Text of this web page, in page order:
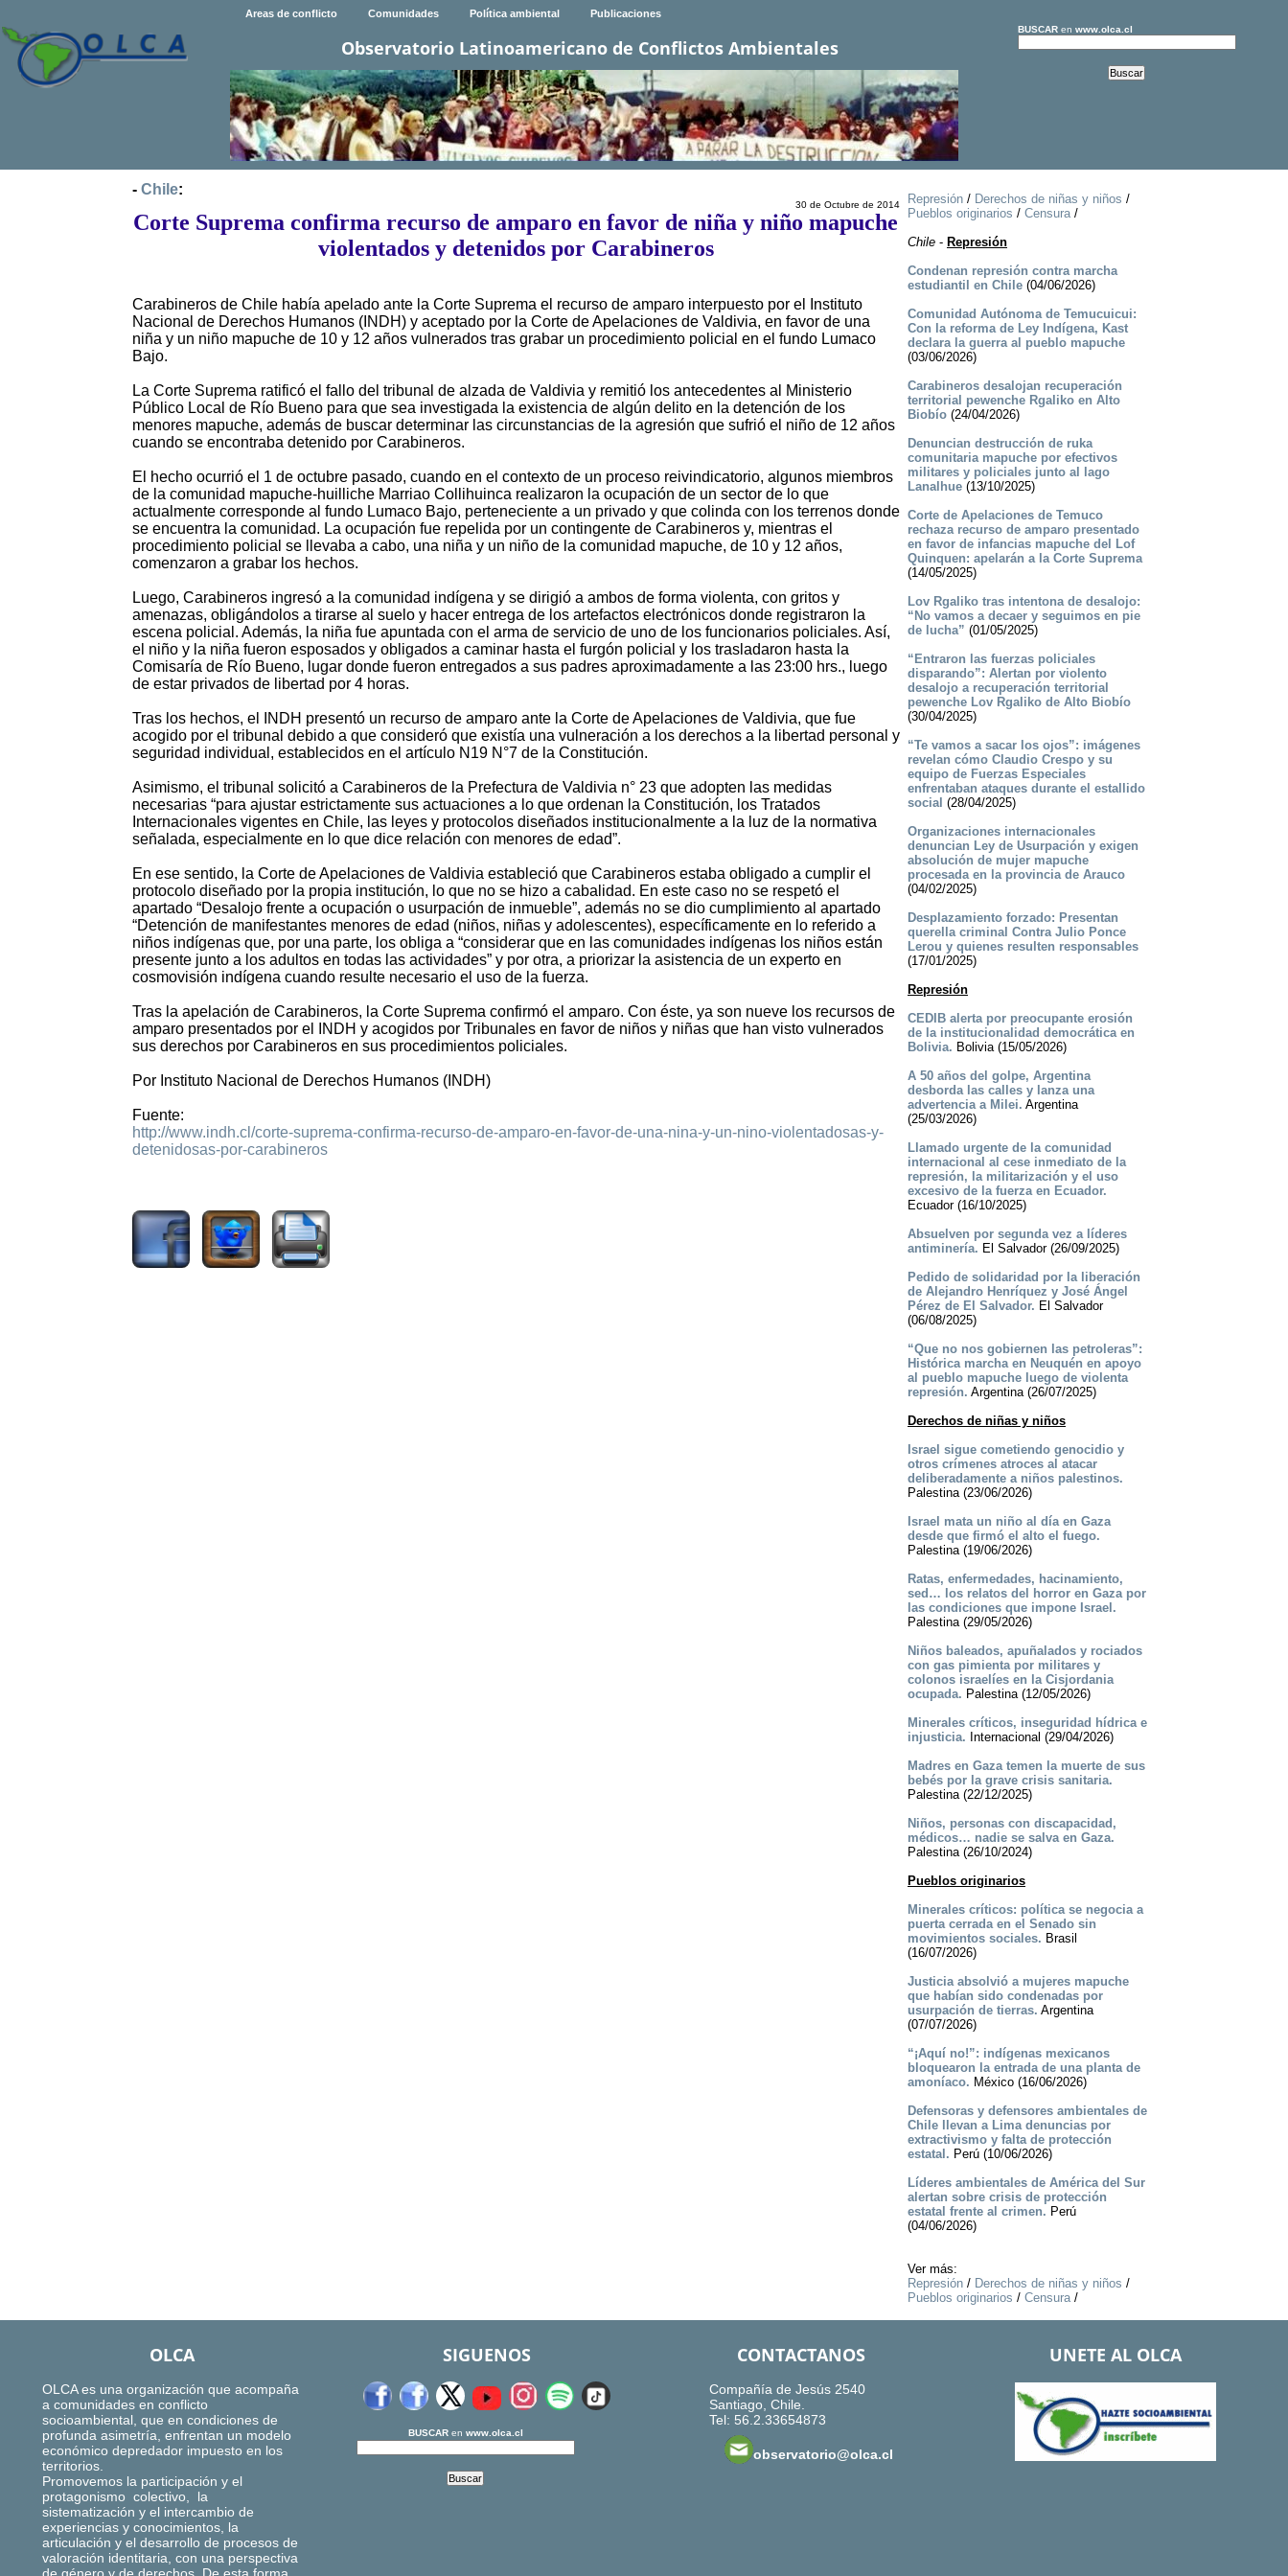
Areas de conflicto Comunidades Política ambiental Publicaciones
Observatorio Latinoamericano de Conflictos Ambientales
BUSCARen www.olca.cl
- Chile:
30 de Octubre de 2014
Corte Suprema confirma recurso de amparo en favor de niña y niño mapuche
violentados y detenidos por Carabineros
Carabineros de Chile había apelado ante la Corte Suprema el recurso de amparo interpuesto por el Instituto
Nacional de Derechos Humanos (INDH) y aceptado por la Corte de Apelaciones de Valdivia, en favor de una
niña y un niño mapuche de 10 y 12 años vulnerados tras grabar un procedimiento policial en el fundo Lumaco
Bajo.
La Corte Suprema ratificó el fallo del tribunal de alzada de Valdivia y remitió los antecedentes al Ministerio
Público Local de Río Bueno para que sea investigada la existencia de algún delito en la detención de los
menores mapuche, además de buscar determinar las circunstancias de la agresión que sufrió el niño de 12 años
cuando se encontraba detenido por Carabineros.
El hecho ocurrió el 1 de octubre pasado, cuando en el contexto de un proceso reivindicatorio, algunos miembros
de la comunidad mapuche-huilliche Marriao Collihuinca realizaron la ocupación de un sector de lo que
actualmente corresponde al fundo Lumaco Bajo, perteneciente a un privado y que colinda con los terrenos donde
se encuentra la comunidad. La ocupación fue repelida por un contingente de Carabineros y, mientras el
procedimiento policial se llevaba a cabo, una niña y un niño de la comunidad mapuche, de 10 y 12 años,
comenzaron a grabar los hechos.
Luego, Carabineros ingresó a la comunidad indígena y se dirigió a ambos de forma violenta, con gritos y
amenazas, obligándolos a tirarse al suelo y hacer entrega de los artefactos electrónicos donde registraron la
escena policial. Además, la niña fue apuntada con el arma de servicio de uno de los funcionarios policiales. Así,
el niño y la niña fueron esposados y obligados a caminar hasta el furgón policial y los trasladaron hasta la
Comisaría de Río Bueno, lugar donde fueron entregados a sus padres aproximadamente a las 23:00 hrs., luego
de estar privados de libertad por 4 horas.
Tras los hechos, el INDH presentó un recurso de amparo ante la Corte de Apelaciones de Valdivia, que fue
acogido por el tribunal debido a que consideró que existía una vulneración a los derechos a la libertad personal y
seguridad individual, establecidos en el artículo N19 N°7 de la Constitución.
Asimismo, el tribunal solicitó a Carabineros de la Prefectura de Valdivia n° 23 que adopten las medidas
necesarias “para ajustar estrictamente sus actuaciones a lo que ordenan la Constitución, los Tratados
Internacionales vigentes en Chile, las leyes y protocolos diseñados institucionalmente a la luz de la normativa
señalada, especialmente en lo que dice relación con menores de edad”.
En ese sentido, la Corte de Apelaciones de Valdivia estableció que Carabineros estaba obligado a cumplir el
protocolo diseñado por la propia institución, lo que no se hizo a cabalidad. En este caso no se respetó el
apartado “Desalojo frente a ocupación o usurpación de inmueble”, además no se dio cumplimiento al apartado
“Detención de manifestantes menores de edad (niños, niñas y adolescentes), específicamente en lo referido a
niños indígenas que, por una parte, los obliga a “considerar que en las comunidades indígenas los niños están
presente junto a los adultos en todas las actividades” y por otra, a priorizar la asistencia de un experto en
cosmovisión indígena cuando resulte necesario el uso de la fuerza.
Tras la apelación de Carabineros, la Corte Suprema confirmó el amparo. Con éste, ya son nueve los recursos de
amparo presentados por el INDH y acogidos por Tribunales en favor de niños y niñas que han visto vulnerados
sus derechos por Carabineros en sus procedimientos policiales.
Por Instituto Nacional de Derechos Humanos (INDH)
Fuente:
http://www.indh.cl/corte-suprema-confirma-recurso-de-amparo-en-favor-de-una-nina-y-un-nino-violentadosas-y-
detenidosas-por-carabineros
Represión/ Derechos de niñas y niños /
Pueblos originarios / Censura/
Chile- Represión
Condenan represión contra marcha
estudiantil en Chile(04/06/2026)
Comunidad Autónoma de Temucuicui:
Con la reforma de Ley Indígena, Kast
declara la guerra al pueblo mapuche
(03/06/2026)
Carabineros desalojan recuperación
territorial pewenche Rgaliko en Alto
Biobío(24/04/2026)
Denuncian destrucción de ruka
comunitaria mapuche por efectivos
militares y policiales junto al lago
Lanalhue(13/10/2025)
Corte de Apelaciones de Temuco
rechaza recurso de amparo presentado
en favor de infancias mapuche del Lof
Quinquen: apelarán a la Corte Suprema
(14/05/2025)
Lov Rgaliko tras intentona de desalojo:
“No vamos a decaer y seguimos en pie
de lucha” (01/05/2025)
“Entraron las fuerzas policiales
disparando”: Alertan por violento
desalojo a recuperación territorial
pewenche Lov Rgaliko de Alto Biobío
(30/04/2025)
“Te vamos a sacar los ojos”: imágenes
revelan cómo Claudio Crespo y su
equipo de Fuerzas Especiales
enfrentaban ataques durante el estallido
social (28/04/2025)
Organizaciones internacionales
denuncian Ley de Usurpación y exigen
absolución de mujer mapuche
procesada en la provincia de Arauco
(04/02/2025)
Desplazamiento forzado: Presentan
querella criminal Contra Julio Ponce
Lerou y quienes resulten responsables
(17/01/2025)
Represión
CEDIB alerta por preocupante erosión
de la institucionalidad democrática en
Bolivia. Bolivia (15/05/2026)
A 50 años del golpe, Argentina
desborda las calles y lanza una
advertencia a Milei. Argentina
(25/03/2026)
Llamado urgente de la comunidad
internacional al cese inmediato de la
represión, la militarización y el uso
excesivo de la fuerza en Ecuador.
Ecuador (16/10/2025)
Absuelven por segunda vez a líderes
antiminería. El Salvador (26/09/2025)
Pedido de solidaridad por la liberación
de Alejandro Henríquez y José Ángel
Pérez de El Salvador. El Salvador
(06/08/2025)
“Que no nos gobiernen las petroleras”:
Histórica marcha en Neuquén en apoyo
al pueblo mapuche luego de violenta
represión. Argentina (26/07/2025)
Derechos de niñas y niños
Israel sigue cometiendo genocidio y
otros crímenes atroces al atacar
deliberadamente a niños palestinos.
Palestina (23/06/2026)
Israel mata un niño al día en Gaza
desde que firmó el alto el fuego.
Palestina (19/06/2026)
Ratas, enfermedades, hacinamiento,
sed… los relatos del horror en Gaza por
las condiciones que impone Israel.
Palestina (29/05/2026)
Niños baleados, apuñalados y rociados
con gas pimienta por militares y
colonos israelíes en la Cisjordania
ocupada. Palestina (12/05/2026)
Minerales críticos, inseguridad hídrica e
injusticia. Internacional (29/04/2026)
Madres en Gaza temen la muerte de sus
bebés por la grave crisis sanitaria.
Palestina (22/12/2025)
Niños, personas con discapacidad,
médicos… nadie se salva en Gaza.
Palestina (26/10/2024)
Pueblos originarios
Minerales críticos: política se negocia a
puerta cerrada en el Senado sin
movimientos sociales. Brasil
(16/07/2026)
Justicia absolvió a mujeres mapuche
que habían sido condenadas por
usurpación de tierras. Argentina
(07/07/2026)
“¡Aquí no!”: indígenas mexicanos
bloquearon la entrada de una planta de
amoníaco. México (16/06/2026)
Defensoras y defensores ambientales de
Chile llevan a Lima denuncias por
extractivismo y falta de protección
estatal. Perú (10/06/2026)
Líderes ambientales de América del Sur
alertan sobre crisis de protección
estatal frente al crimen. Perú
(04/06/2026)
Ver más:
Represión/ Derechos de niñas y niños /
Pueblos originarios / Censura/
OLCA
OLCA es una organización que acompaña
a comunidades en conflicto
socioambiental, que en condiciones de
profunda asimetría, enfrentan un modelo
económico depredador impuesto en los
territorios.
Promovemos la participación y el
protagonismo colectivo, la
sistematización y el intercambio de
experiencias y conocimientos, la
articulación y el desarrollo de procesos de
valoración identitaria, con una perspectiva
SIGUENOS
BUSCARen www.olca.cl
CONTACTANOS
Compañía de Jesús 2540
Santiago, Chile.
Tel: 56.2.33654873
observatorio@olca.cl
UNETE AL OLCA